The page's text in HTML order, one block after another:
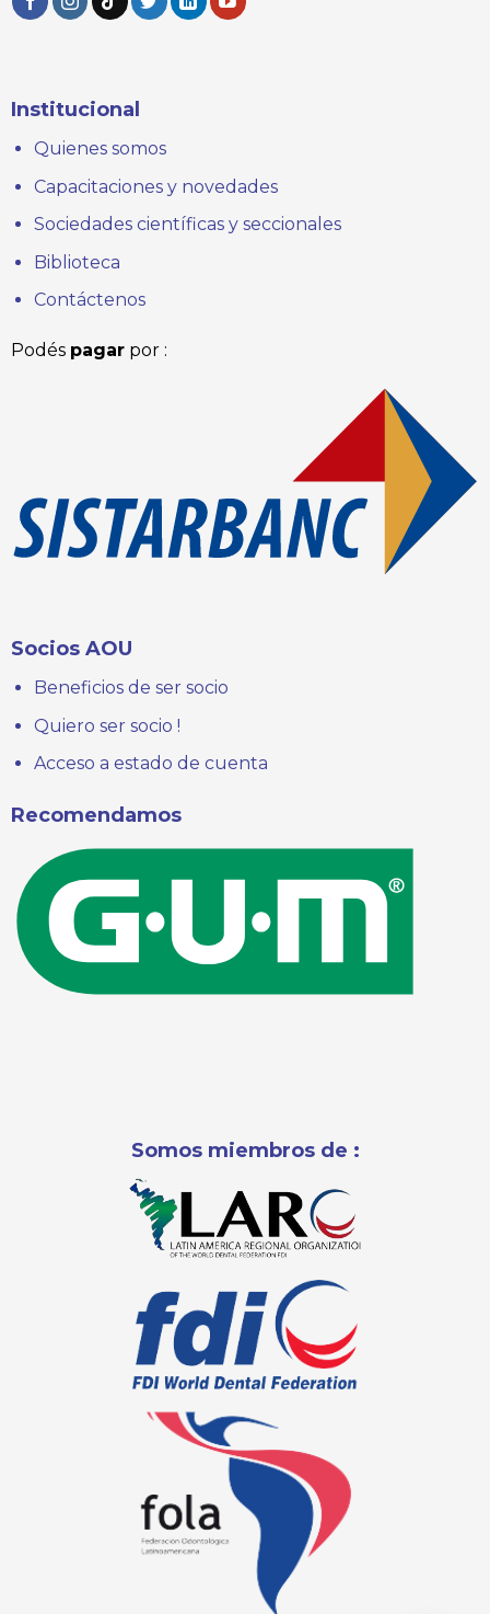
Institucional
Quienes somos
Capacitaciones y novedades
Sociedades científicas y seccionales
Biblioteca
Contáctenos
Podés pagarpor :
Socios AOU
Beneficios de ser socio
Quiero ser socio !
Acceso a estado de cuenta
Recomendamos
Somos miembros de :